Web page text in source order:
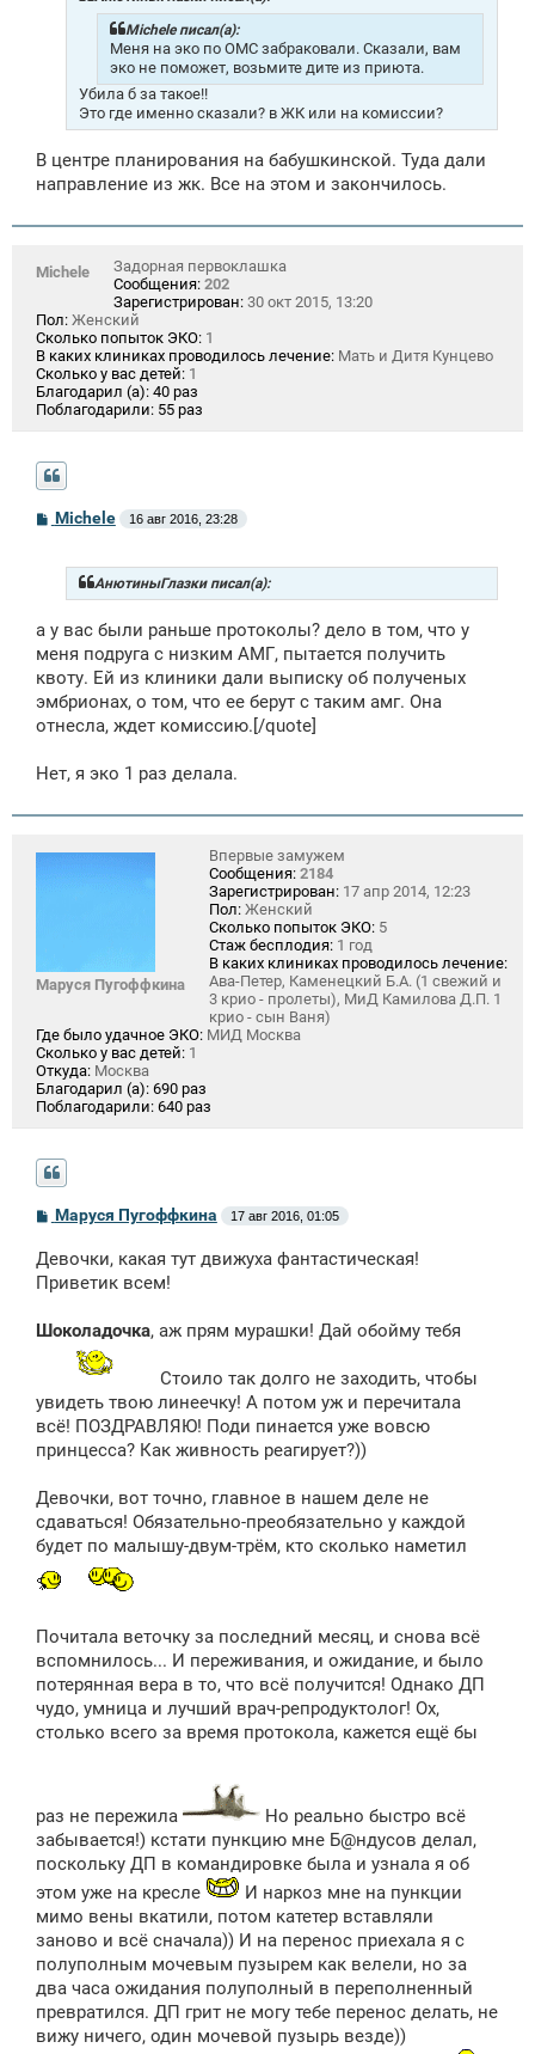
Michele писал(а):
Меня на эко по ОМС забраковали. Сказали, вам
эко не поможет, возьмите дите из приюта.
Убила б за такое!!
Это где именно сказали? в ЖК или на комиссии?
В центре планирования на бабушкинской. Туда дали
направление из жк. Все на этом и закончилось.
Michele
Задорная первоклашка
Сообщения: 202
Зарегистрирован: 30 окт 2015, 13:20
Пол: Женский
Сколько попыток ЭКО: 1
В каких клиниках проводилось лечение: Мать и Дитя Кунцево
Сколько у вас детей: 1
Благодарил (а): 40 раз
Поблагодарили: 55 раз
С
о
и
е
Michele 16 авг 2016, 23:28
АнютиныГлазки писал(а):
а у вас были раньше протоколы? дело в том, что у
меня подруга с низким АМГ, пытается получить
квоту. Ей из клиники дали выписку об полученых
эмбрионах, о том, что ее берут с таким амг. Она
отнесла, ждет комиссию.[/quote]
Нет, я эко 1 раз делала.
Маруся Пугоффкина
Впервые замужем
Сообщения: 2184
Зарегистрирован: 17 апр 2014, 12:23
Пол: Женский
Сколько попыток ЭКО: 5
Стаж бесплодия: 1 год
В каких клиниках проводилось лечение:
Ава-Петер, Каменецкий Б.А. (1 свежий и
3 крио - пролеты), МиД Камилова Д.П. 1
крио - сын Ваня)
Где было удачное ЭКО: МИД Москва
Сколько у вас детей: 1
Откуда: Москва
Благодарил (а): 690 раз
Поблагодарили: 640 раз
С
б
щ
е
и
Маруся Пугоффкина 17 авг 2016, 01:05
Девочки, какая тут движуха фантастическая!
Приветик всем!
Шоколадочка, аж прям мурашки! Дай обойму тебя
Стоило так долго не заходить, чтобы
увидеть твою линеечку! А потом уж и перечитала
всё! ПОЗДРАВЛЯЮ! Поди пинается уже вовсю
принцесса? Как живность реагирует?))
Девочки, вот точно, главное в нашем деле не
сдаваться! Обязательно-преобязательно у каждой
будет по малышу-двум-трём, кто сколько наметил
Почитала веточку за последний месяц, и снова всё
вспомнилось... И переживания, и ожидание, и было
потерянная вера в то, что всё получится! Однако ДП
чудо, умница и лучший врач-репродуктолог! Ох,
столько всего за время протокола, кажется ещё бы
раз не пережила
Но реально быстро всё
забывается!) кстати пункцию мне Б@ндусов делал,
поскольку ДП в командировке была и узнала я об
этом уже на кресле
И наркоз мне на пункции
мимо вены вкатили, потом катетер вставляли
заново и всё сначала)) И на перенос приехала я с
полуполным мочевым пузырем как велели, но за
два часа ожидания полуполный в переполненный
превратился. ДП грит не могу тебе перенос делать, не
вижу ничего, один мочевой пузырь везде))